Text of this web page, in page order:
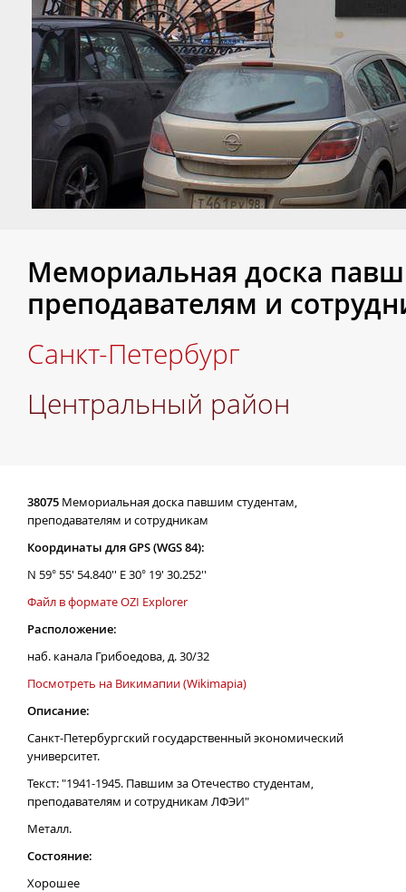
Мемориальная доска
преподавателям и
Санкт-Петербург
Центральный район
38075 Мемориальная доска павшим студентам,
преподавателям и сотрудникам
Координаты для GPS (WGS 84):
N 59° 55' 54.840'' E 30° 19' 30.252''
Файл в формате OZI Explorer
Расположение:
наб. канала Грибоедова, д. 30/32
Посмотреть на Викимапии (Wikimapia)
Описание:
Санкт-Петербургский государственный экономический
университет.
Текст: "1941-1945. Павшим за Отечество студентам,
преподавателям и сотрудникам ЛФЭИ"
Металл.
Состояние:
Хорошее